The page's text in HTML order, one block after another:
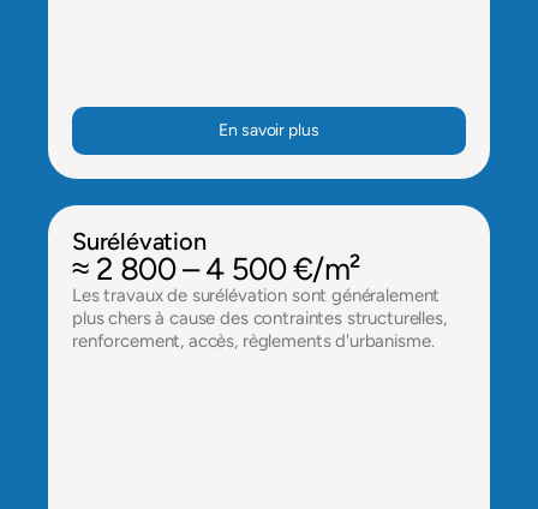
En savoir plus
Surélévation
≈ 2 800 – 4 500 €/m²
Les travaux de surélévation sont généralement
plus chers à cause des contraintes structurelles,
renforcement, accès, règlements d'urbanisme.